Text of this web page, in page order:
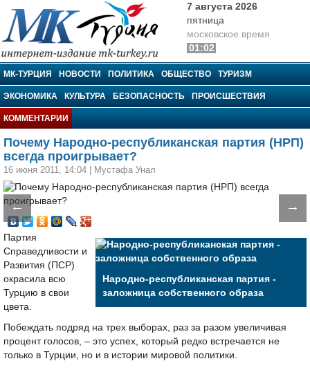
МК-Турция
7 августа 2026
пятница
московское время
01:02
МК-ТУРЦИЯ НОВОСТИ ПОЛИТИКА ОБЩЕСТВО ТУРИЗМ
ЭКОНОМИКА КУЛЬТУРА БЕЗОПАСНОСТЬ ПРОИСШЕСТВИЯ
КОММЕНТАРИИ
Почему Народно-республиканская партия (НРП)
всегда проигрывает?
16 июня 2011, 14:04 Мустафа Унал
← →
Народно-республиканская партия -
заложница собственного образа
Партия
Справедливости и
Развития (ПСР)
окрасила всю
Турцию в свои
цвета.
Побеждать подряд на трех выборах, раз за разом увеличивая
процент голосов, – это успех, который редко встречается не
только в Турции, но и в истории мировой политики.